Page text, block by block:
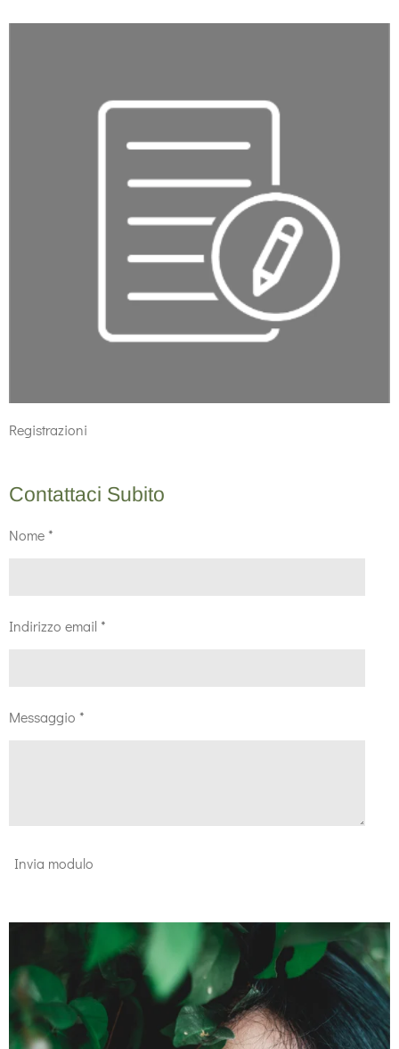
Registrazioni
Contattaci Subito
Nome *
Indirizzo email *
Messaggio *
Invia modulo